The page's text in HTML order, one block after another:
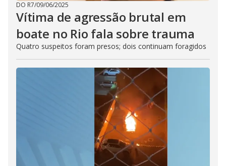
DO R7/09/06/2025
Vítima de agressão brutal em
boate no Rio fala sobre trauma
Quatro suspeitos foram presos; dois continuam foragidos